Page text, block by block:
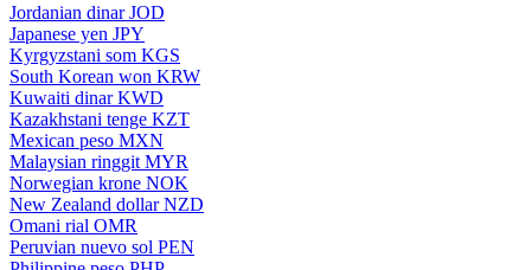
Jordanian dinar JOD
Japanese yen JPY
Kyrgyzstani som KGS
South Korean won KRW
Kuwaiti dinar KWD
Kazakhstani tenge KZT
Mexican peso MXN
Malaysian ringgit MYR
Norwegian krone NOK
New Zealand dollar NZD
Omani rial OMR
Peruvian nuevo sol PEN